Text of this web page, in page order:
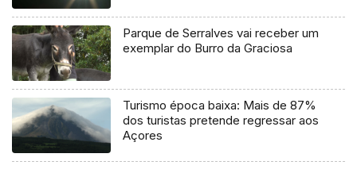
Parque de Serralves vai receber um
exemplar do Burro da Graciosa
Turismo época baixa: Mais de 87%
dos turistas pretende regressar aos
Açores